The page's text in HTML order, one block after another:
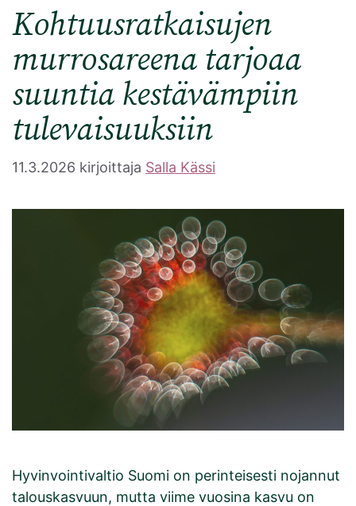
Kohtuusratkaisujen
murrosareena tarjoaa
suuntia kestävämpiin
tulevaisuuksiin
11.3.2026 kirjoittaja Salla Kässi
Hyvinvointivaltio Suomi on perinteisesti nojannut
talouskasvuun, mutta viime vuosina kasvu on